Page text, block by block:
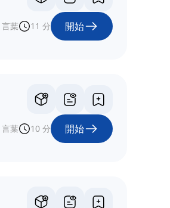
言葉 11 分 開始
言葉 10 分 開始